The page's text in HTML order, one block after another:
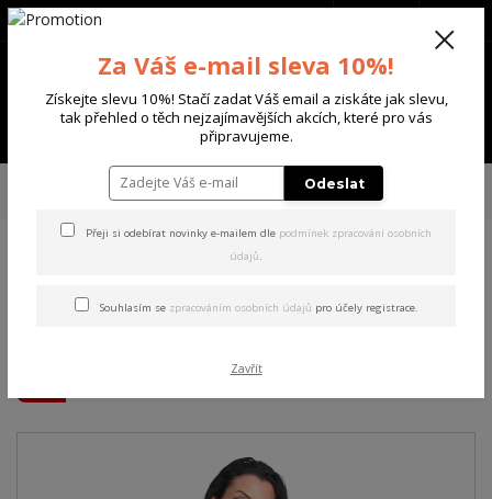
Menu
+420 702 136 620
TRIČKA & TÍLKA
Yakuza dámské tílko PNX Curved
Crew Neck T-Shirt white/pink XS
Curved Crew Neck T-Shirt
Za Váš e-mail sleva 10%!
Získejte slevu 10%! Stačí zadat Váš email a ziskáte jak slevu,
tak přehled o těch nejzajímavějších akcích, které pro vás
připravujeme.
Odeslat
Přeji si odebírat novinky e-mailem dle podmínek zpracování osobních
údajů.
Souhlasím se zpracováním osobních údajů pro účely registrace.
Zavřít